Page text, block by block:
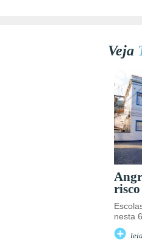
Veja
nesta